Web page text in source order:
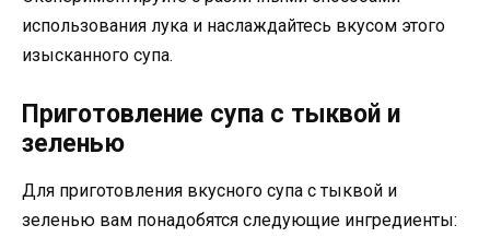
использования лука и наслаждайтесь вкусом этого
изысканного супа.
Приготовление супа с тыквой и
зеленью
Для приготовления вкусного супа с тыквой и
зеленью вам понадобятся следующие ингредиенты: